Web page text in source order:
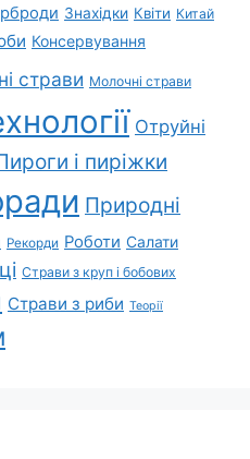
Знахідки Квіти Китай
Консервування
страви Молочні страви
Отруйні
і пиріжки
Природні
Рекорди Роботи Салати
Страви з круп і бобових
Страви з риби Теорії